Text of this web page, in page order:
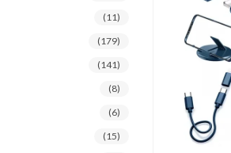
(11)
(179)
(141)
(8)
(6)
(15)